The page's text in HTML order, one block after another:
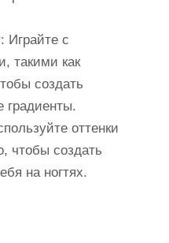
Играйте с
такими как
создать
градиенты.
оттенки
чтобы создать
на ногтях.